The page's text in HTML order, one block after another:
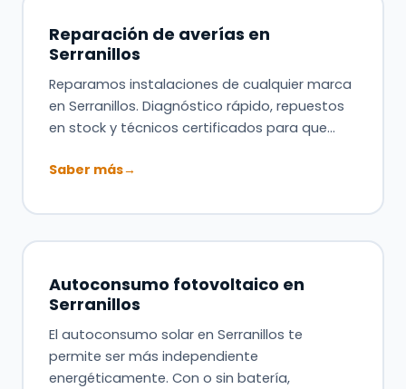
Reparación de averías en
Serranillos
Reparamos instalaciones de cualquier marca
en Serranillos. Diagnóstico rápido, repuestos
en stock y técnicos certificados para que…
Saber más→
Autoconsumo fotovoltaico en
Serranillos
El autoconsumo solar en Serranillos te
permite ser más independiente
energéticamente. Con o sin batería,